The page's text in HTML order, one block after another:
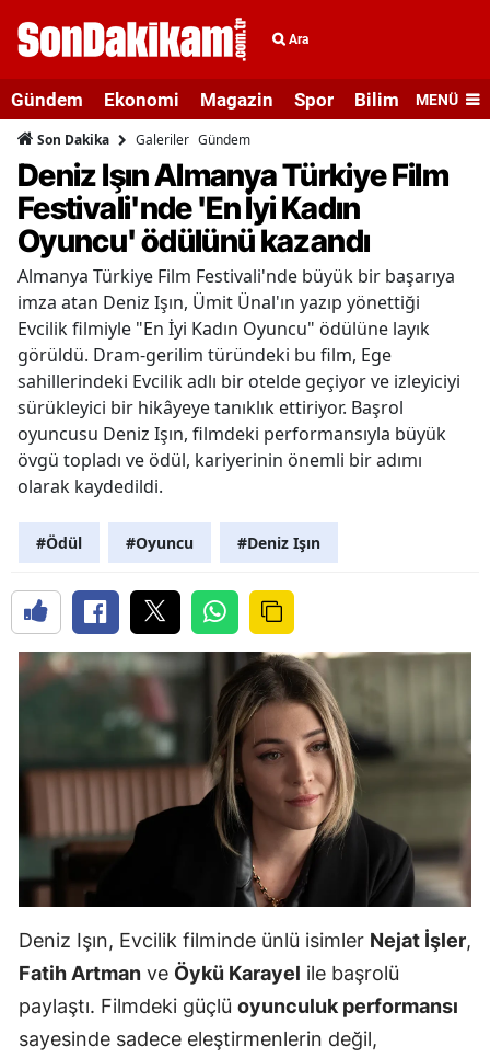
Ara
Gündem Ekonomi Magazin Spor Bilim veMENÜ
Son Dakika Galeriler Gündem
Deniz Işın Almanya Türkiye Film
Festivali'nde 'En İyi Kadın
Oyuncu' ödülünü kazandı
Almanya Türkiye Film Festivali'nde büyük bir başarıya
imza atan Deniz Işın, Ümit Ünal'ın yazıp yönettiği
Evcilik filmiyle "En İyi Kadın Oyuncu" ödülüne layık
görüldü. Dram-gerilim türündeki bu film, Ege
sahillerindeki Evcilik adlı bir otelde geçiyor ve izleyiciyi
sürükleyici bir hikâyeye tanıklık ettiriyor. Başrol
oyuncusu Deniz Işın, filmdeki performansıyla büyük
övgü topladı ve ödül, kariyerinin önemli bir adımı
olarak kaydedildi.
#Ödül #Oyuncu #Deniz Işın
Deniz Işın, Evcilik filminde ünlü isimler Nejat İşler,
Fatih Artman ve Öykü Karayel ile başrolü
paylaştı. Filmdeki güçlü oyunculuk performansı
sayesinde sadece eleştirmenlerin değil,